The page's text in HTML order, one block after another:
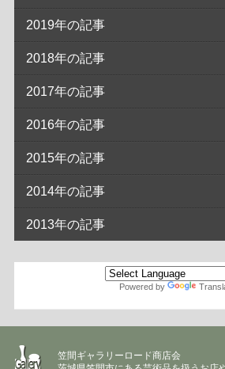
2019年の記事
2018年の記事
2017年の記事
2016年の記事
2015年の記事
2014年の記事
2013年の記事
Powered by
笠間ギャラリーロード商店会